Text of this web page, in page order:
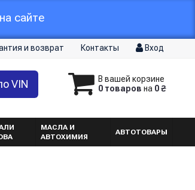
сайте
и возврат Контакты Вход
В вашей корзине
0 товаров на 0 ₴
VIN
МАСЛА И
АВТОХИМИЯ
АВТОТОВАРЫ